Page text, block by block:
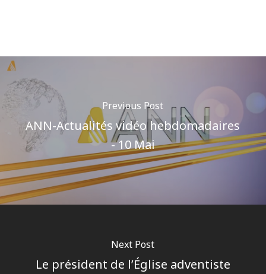
Previous Post
ANN-Actualités vidéo hebdomadaires
- 10 Mai
Next Post
Le président de l’Église adventiste